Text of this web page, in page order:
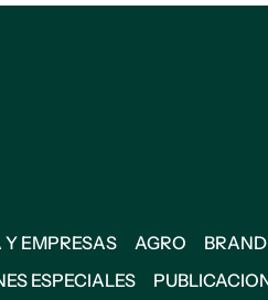
EMPRESAS AGRO
ESPECIALES